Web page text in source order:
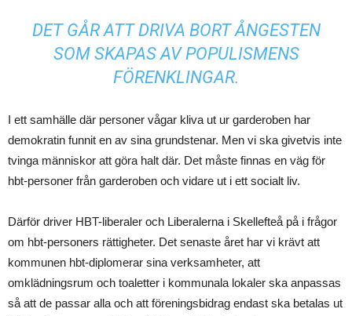
DET GÅR ATT DRIVA BORT ÅNGESTEN
SOM SKAPAS AV POPULISMENS
FÖRENKLINGAR.
I ett samhälle där personer vågar kliva ut ur garderoben har
demokratin funnit en av sina grundstenar. Men vi ska givetvis inte
tvinga människor att göra halt där. Det måste finnas en väg för
hbt-personer från garderoben och vidare ut i ett socialt liv.
Därför driver HBT-liberaler och Liberalerna i Skellefteå på i frågor
om hbt-personers rättigheter. Det senaste året har vi krävt att
kommunen hbt-diplomerar sina verksamheter, att
omklädningsrum och toaletter i kommunala lokaler ska anpassas
så att de passar alla och att föreningsbidrag endast ska betalas ut